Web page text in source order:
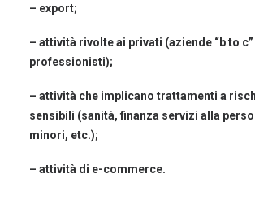
– export;
– attività rivolte ai privati (aziende “b to
professionisti);
– attività che implicano trattamenti a
sensibili (sanità, finanza servizi alla
minori, etc.);
– attività di e-commerce.